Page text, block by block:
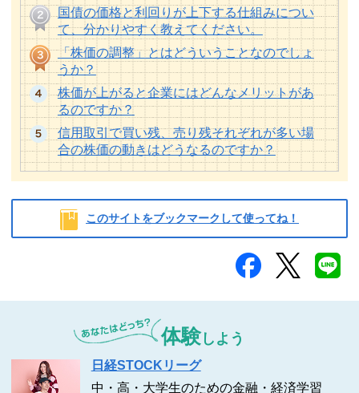
国債の価格と利回りが上下する仕組みについ
て、分かりやすく教えてください。
「株価の調整」とはどういうことなのでしょ
うか？
株価が上がると企業にはどんなメリットがあ
るのですか？
信用取引で買い残、売り残それぞれが多い場
合の株価の動きはどうなるのですか？
このサイトをブックマークして使ってね！
体験しよう
日経STOCKリーグ
中・高・大学生のための金融・経済学習